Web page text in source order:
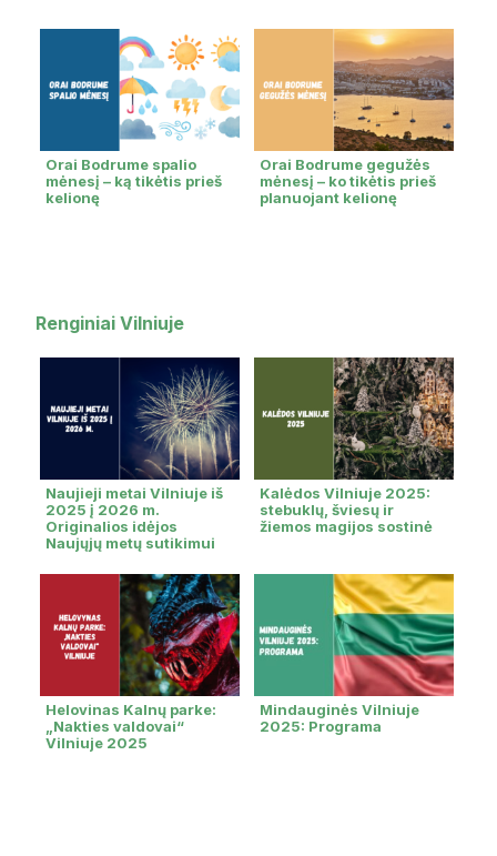
Orai Bodrume spalio
mėnesį – ką tikėtis prieš
kelionę
Orai Bodrume gegužės
mėnesį – ko tikėtis prieš
planuojant kelionę
Renginiai Vilniuje
Naujieji metai Vilniuje iš
2025 į 2026 m.
Originalios idėjos
Naujųjų metų sutikimui
Kalėdos Vilniuje 2025:
stebuklų, šviesų ir
žiemos magijos sostinė
Helovinas Kalnų parke:
„Nakties valdovai“
Vilniuje 2025
Mindauginės Vilniuje
2025: Programa